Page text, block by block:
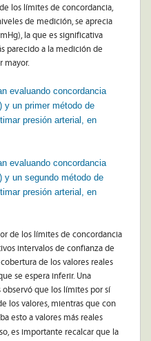
los límites de concordancia,
de medición, se aprecia
la que es significativa
parecido a la medición de
mayor.
evaluando concordancia
y un primer método de
presión arterial, en
evaluando concordancia
y un segundo método de
presión arterial, en
de los límites de concordancia
intervalos de confianza de
de los valores reales
se espera inferir. Una
que los límites por sí
los valores, mientras que con
esto a valores más reales
es importante recalcar que la